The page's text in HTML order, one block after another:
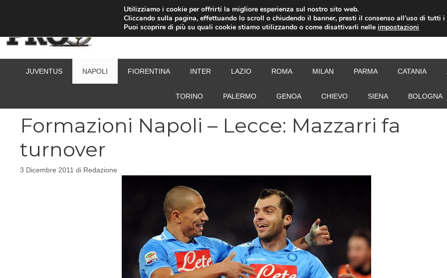
JUVENTUS NAPOLI FIORENTINA INTER LAZIO ROMA MILAN PARMA CATANIA
TORINO PALERMO GENOA CHIEVO SIENA BOLOGNA
Formazioni Napoli – Lecce: Mazzarri fa
turnover
3 Dicembre 2011 di Redazione
Utilizziamo i cookie per offrirti la migliore esperienza sul nostro sito web.
Cliccando sulla pagina, effettuando lo scroll o chiudendo il banner, presti il consenso all’uso di tutti i
Puoi scoprire di più su quali cookie stiamo utilizzando o come disattivarli nelleimpostazioni